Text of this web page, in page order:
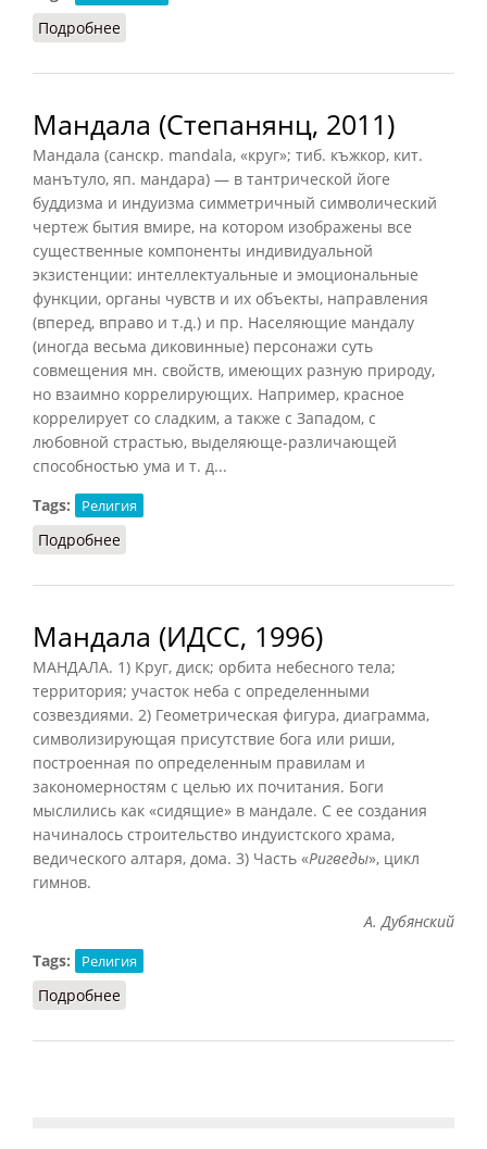
Подробнее
Мандала (Степанянц, 2011)
Мандала (санскр. mandala, «круг»; тиб. къжкор, кит.
манътуло, яп. мандара) — в тантрической йоге
буддизма и индуизма симметричный символический
чертеж бытия вмире, на котором изображены все
существенные компоненты индивидуальной
экзистенции: интеллектуальные и эмоциональные
функции, органы чувств и их объекты, направления
(вперед, вправо и т.д.) и пр. Населяющие мандалу
(иногда весьма диковинные) персонажи суть
совмещения мн. свойств, имеющих разную природу,
но взаимно коррелирующих. Например, красное
коррелирует со сладким, а также с Западом, с
любовной страстью, выделяюще-различающей
способностью ума и т. д...
Tags:
Религия
Подробнее
Мандала (ИДСС, 1996)
МАНДАЛА. 1) Круг, диск; орбита небесного тела;
территория; участок неба с определенными
созвездиями. 2) Геометрическая фигура, диаграмма,
символизирующая присутствие бога или риши,
построенная по определенным правилам и
закономерностям с целью их почитания. Боги
мыслились как «сидящие» в мандале. С ее создания
начиналось строительство индуистского храма,
ведического алтаря, дома. 3) Часть «Ригведы», цикл
гимнов.
А. Дубянский
Tags:
Религия
Подробнее